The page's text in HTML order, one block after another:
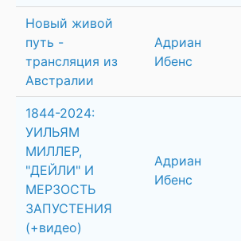
Новый живой
путь -
трансляция из
Австралии
Адриан
Ибенс
1844-2024:
УИЛЬЯМ
МИЛЛЕР,
"ДЕЙЛИ" И
МЕРЗОСТЬ
ЗАПУСТЕНИЯ
(+видео)
Адриан
Ибенс